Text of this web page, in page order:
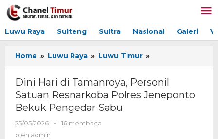
Lewati
ke
Luwu Raya Sulteng Sultra Nasional Galeri
Home » Luwu Raya » Luwu Timur »
Hari
Tamanroya,
Personil
Dini Hari di Tamanroya, Personil
Satuan Resnarkoba Polres Jeneponto
Bekuk Pengedar Sabu
25/05/2026
oleh
-
16 membaca
oleh admin